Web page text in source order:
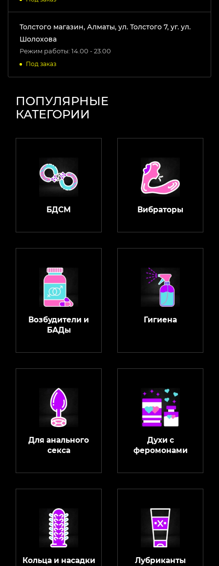
Толстого магазин, Алматы, ул. Толстого 7, уг. ул.
Шолохова
Режим работы: 14.00 - 23.00
Под заказ
ПОПУЛЯРНЫЕ
КАТЕГОРИИ
БДСМ Вибраторы
Возбудители и
БАДы
Гигиена
Для анального
секса
Духи с
феромонами
Кольца и насадки
Лубриканты